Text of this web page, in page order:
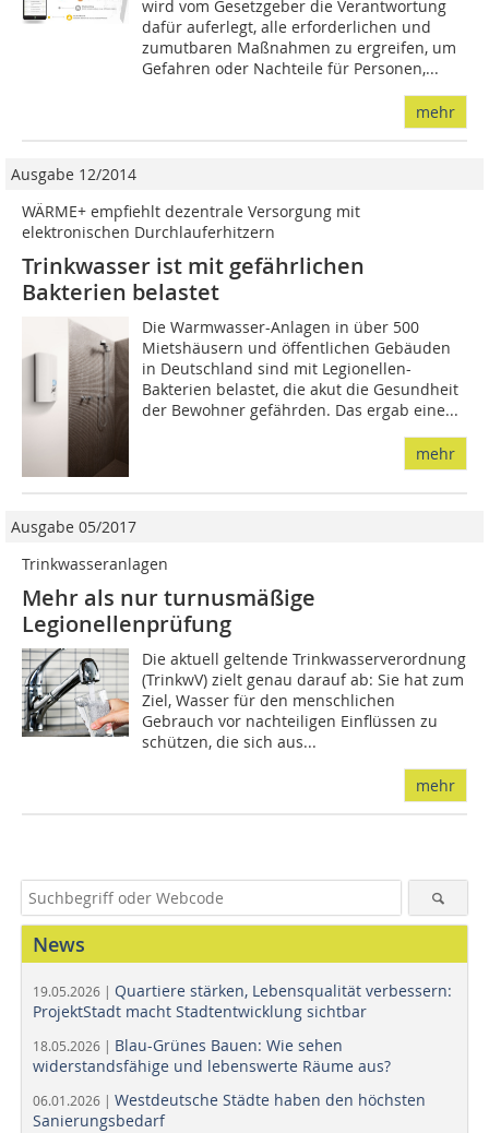
wird vom Gesetzgeber die Verantwortung
dafür auferlegt, alle erforderlichen und
zumutbaren Maßnahmen zu ergreifen, um
Gefahren oder Nachteile für Personen,...
mehr
Ausgabe 12/2014
WÄRME+ empfiehlt dezentrale Versorgung mit
elektronischen Durchlauferhitzern
Trinkwasser ist mit gefährlichen
Bakterien belastet
Die Warmwasser-Anlagen in über 500
Mietshäusern und öffentlichen Gebäuden
in Deutschland sind mit Legionellen-
Bakterien belastet, die akut die Gesundheit
der Bewohner gefährden. Das ergab eine...
mehr
Ausgabe 05/2017
Trinkwasseranlagen
Mehr als nur turnusmäßige
Legionellenprüfung
Die aktuell geltende Trinkwasser­verordnung
(TrinkwV) zielt genau darauf ab: Sie hat zum
Ziel, Was­ser für den menschlichen
Gebrauch vor nachteiligen Einflüssen zu
schützen, die sich aus...
mehr
News
19.05.2026 | Quartiere stärken, Lebensqualität verbessern:
ProjektStadt macht Stadtentwicklung sichtbar
18.05.2026 | Blau-Grünes Bauen: Wie sehen
widerstandsfähige und lebenswerte Räume aus?
06.01.2026 | Westdeutsche Städte haben den höchsten
Sanierungsbedarf